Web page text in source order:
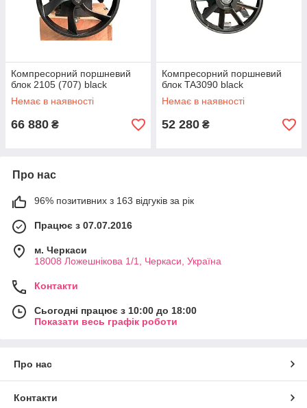
Компресорний поршневий
блок 2105 (707) black
Немає в наявності
66 880 ₴
Компресорний поршневий
блок TA3090 black
Немає в наявності
52 280 ₴
Про нас
96% позитивних з 163 відгуків за рік
Працює з 07.07.2016
м. Черкаси
18008 Ложешнікова 1/1, Черкаси, Україна
Контакти
Сьогодні працює з 10:00 до 18:00
Показати весь графік роботи
Про нас
Контакти